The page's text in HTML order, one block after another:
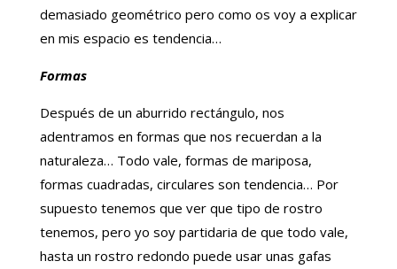
demasiado geométrico pero como os voy a explicar
en mis espacio es tendencia…
Formas
Después de un aburrido rectángulo, nos
adentramos en formas que nos recuerdan a la
naturaleza… Todo vale, formas de mariposa,
formas cuadradas, circulares son tendencia… Por
supuesto tenemos que ver que tipo de rostro
tenemos, pero yo soy partidaria de que todo vale,
hasta un rostro redondo puede usar unas gafas